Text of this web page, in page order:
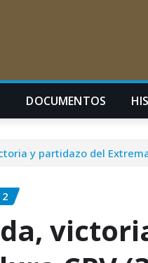
DOCUMENTOS
y partidazo del
2